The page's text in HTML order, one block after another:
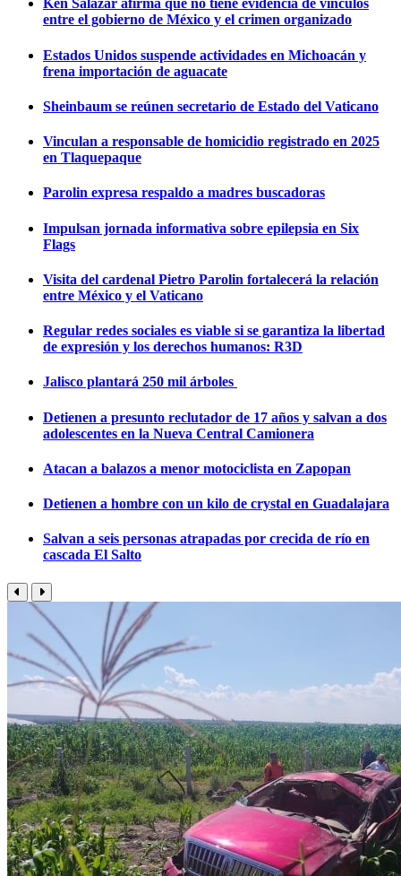
Ken Salazar afirma que no tiene evidencia de vínculos
entre el gobierno de México y el crimen organizado
Estados Unidos suspende actividades en Michoacán y
frena importación de aguacate
Sheinbaum se reúnen secretario de Estado del Vaticano
Vinculan a responsable de homicidio registrado en 2025
en Tlaquepaque
Parolin expresa respaldo a madres buscadoras
Impulsan jornada informativa sobre epilepsia en Six
Flags
Visita del cardenal Pietro Parolin fortalecerá la relación
entre México y el Vaticano
Regular redes sociales es viable si se garantiza la libertad
de expresión y los derechos humanos: R3D
Jalisco plantará 250 mil árboles
Detienen a presunto reclutador de 17 años y salvan a dos
adolescentes en la Nueva Central Camionera
Atacan a balazos a menor motociclista en Zapopan
Detienen a hombre con un kilo de crystal en Guadalajara
Salvan a seis personas atrapadas por crecida de río en
cascada El Salto